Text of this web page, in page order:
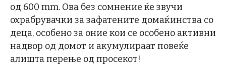
од 600 mm. Ова без сомнение ќе звучи
охрабрувачки за зафатените домаќинства со
деца, особено за оние кои се особено активни
надвор од домот и акумулираат повеќе
алишта перење од просекот!